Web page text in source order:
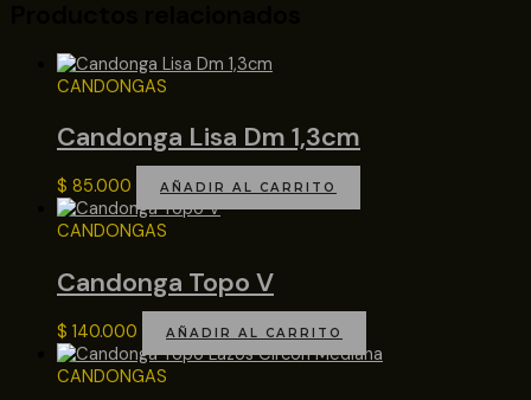
CANDONGAS
Candonga Lisa Dm 1,3cm
$ 85.000 AÑADIR AL CARRITO
CANDONGAS
Candonga Topo V
$ 140.000 AÑADIR AL CARRITO
CANDONGAS